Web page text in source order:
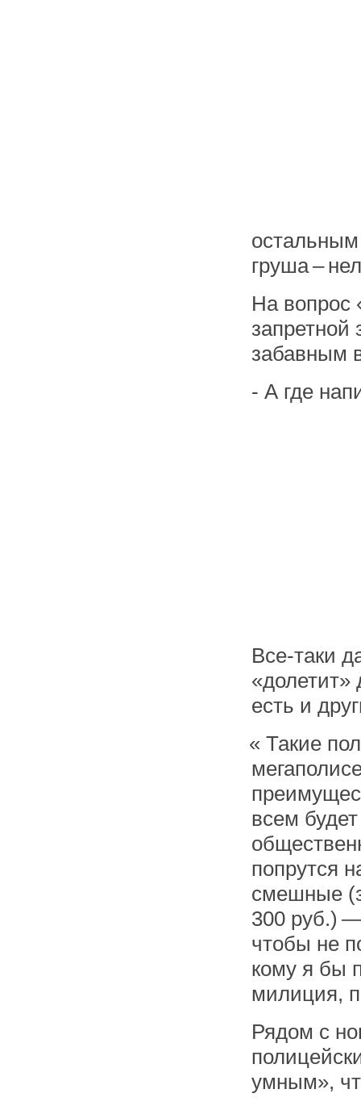
груша –
На вопрос
запретной
забавным
- А где
Все-таки
есть и
« Такие
всем
попрутся
смешные
300 руб.)
чтобы не
кому я бы
милиция,
Рядом с
умным»,